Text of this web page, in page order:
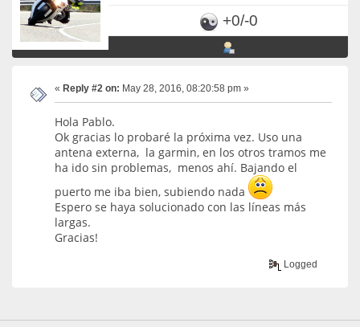
+0/-0
« Reply #2 on: May 28, 2016, 08:20:58 pm »
Hola Pablo.
Ok gracias lo probaré la próxima vez. Uso una
antena externa, la garmin, en los otros tramos me
ha ido sin problemas, menos ahí. Bajando el
puerto me iba bien, subiendo nada
Espero se haya solucionado con las líneas más
largas.
Gracias!
Logged